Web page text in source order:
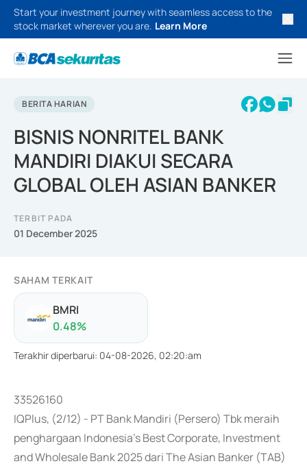
Start your investment journey with seamless access to the
stock market wherever you are. Learn More
BERITA HARIAN
BISNIS NONRITEL BANK
MANDIRI DIAKUI SECARA
GLOBAL OLEH ASIAN BANKER
TERBIT PADA
01 December 2025
SAHAM TERKAIT
BMRI
0.48%
Terakhir diperbarui: 04-08-2026, 02:20:am
33526160
IQPlus, (2/12) - PT Bank Mandiri (Persero) Tbk meraih
penghargaan Indonesia's Best Corporate, Investment
and Wholesale Bank 2025 dari The Asian Banker (TAB)